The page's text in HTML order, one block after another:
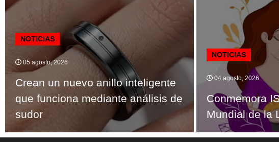
NOTICIAS
05 agosto, 2026
Crean un nuevo anillo inteligente
que funciona mediante análisis de
sudor
NOTICIAS
04 agosto, 2026
Conmemora
Mundial de la